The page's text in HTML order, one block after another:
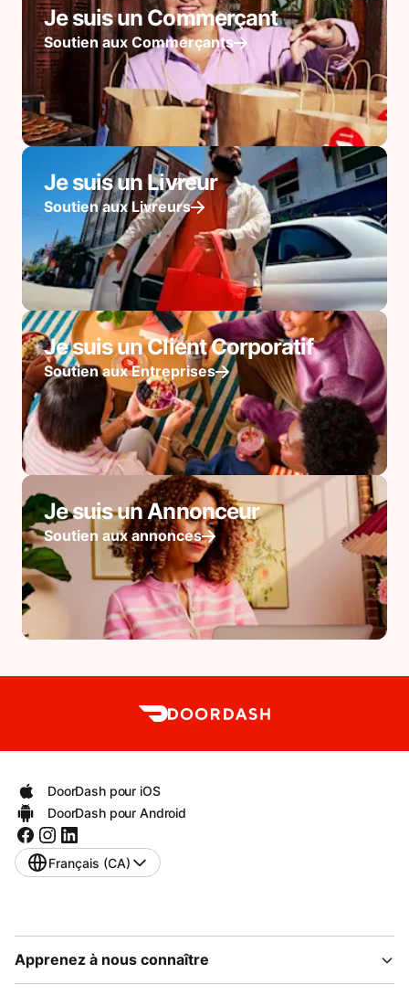
Je suis un Commerçant
Soutien aux Commerçants
Je suis un Livreur
Soutien aux Livreurs
Je suis un Client Corporatif
Soutien aux Entreprises
Je suis un Annonceur
Soutien aux annonces
DoorDash pour iOS
DoorDash pour Android
Français (CA)
Apprenez à nous connaître